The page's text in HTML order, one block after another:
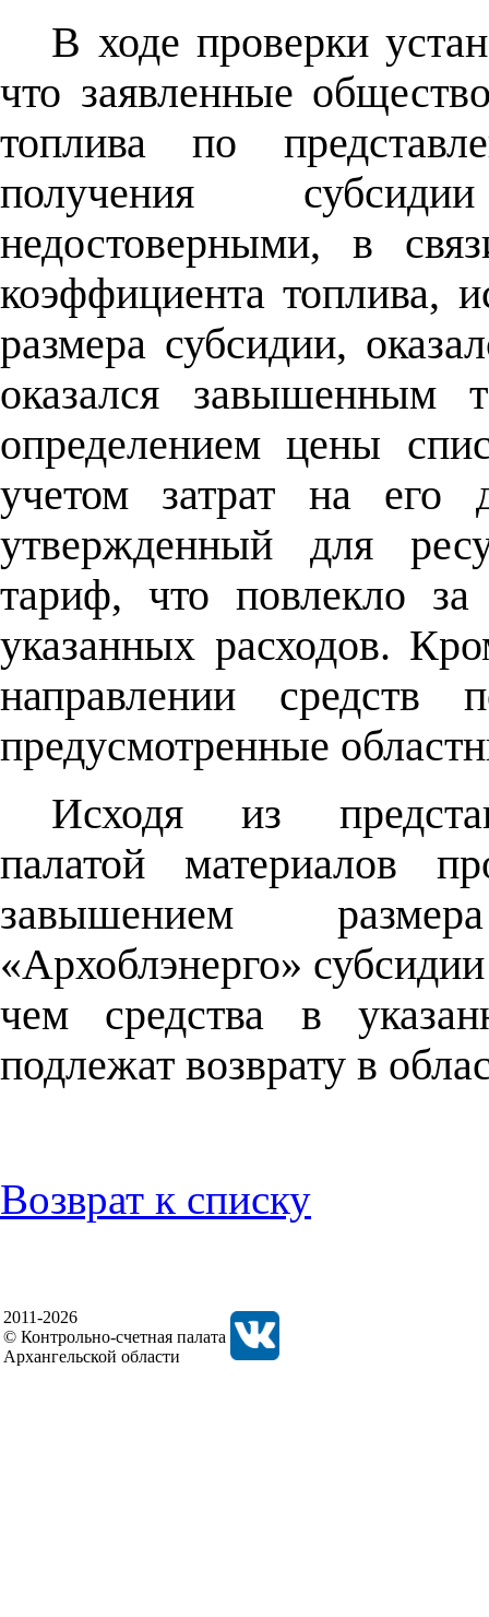
В ходе проверки
что заявленные
топлива по
получения
недостоверными, в
коэффициента топлива,
размера субсидии,
оказался завышенным
определением цены
учетом затрат на его
утвержденный для
тариф, что повлекло
указанных расходов.
направлении средств
предусмотренные
Исходя из
палатой материалов
завышением
«Архоблэнерго»
чем средства в
подлежат возврату в
Возврат к списку
2011-2026
© Контрольно-счетная палата
Архангельской области